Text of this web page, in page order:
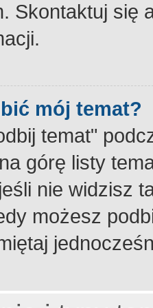
Skontaktuj się
mój temat?
temat"
górę listy
nie widzisz
możesz